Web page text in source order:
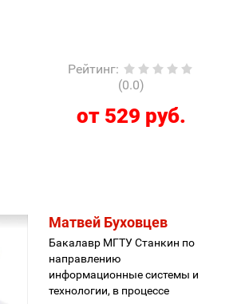
Рейтинг:
(0.0)
от 529 руб.
Матвей Буховцев
Бакалавр МГТУ Станкин по
направлению
информационные системы и
технологии, в процессе